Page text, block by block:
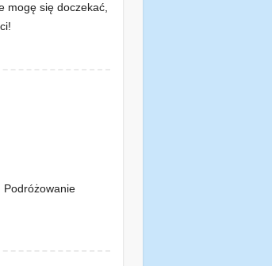
mogę się doczekać,
Podróżowanie